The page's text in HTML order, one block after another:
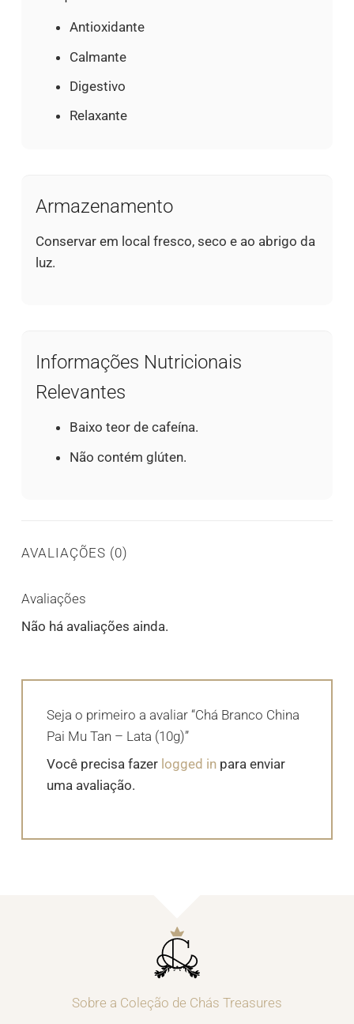
Antioxidante
Calmante
Digestivo
Relaxante
Armazenamento
Conservar em local fresco, seco e ao abrigo da
luz.
Informações Nutricionais
Relevantes
Baixo teor de cafeína.
Não contém glúten.
AVALIAÇÕES (0)
Avaliações
Não há avaliações ainda.
Seja o primeiro a avaliar “Chá Branco China
Pai Mu Tan – Lata (10g)”
Você precisa fazer logged in para enviar
uma avaliação.
Sobre a Coleção de Chás Treasures